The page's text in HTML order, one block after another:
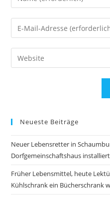
Neueste Beiträge
Neuer Lebensretter in
Dorfgemeinschaftshaus installiert
Früher Lebensmittel, heute
Kühlschrank ein Bücherschrank